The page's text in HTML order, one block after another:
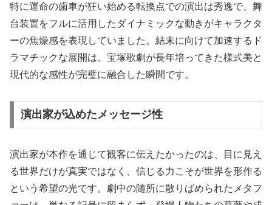
特に運命の歯車が狂い始める転換点での演出は秀逸で、舞
台装置をフルに活用したダイナミックな動きがキャラクタ
ーの焦燥感を表現していました。結末に向けて加速するド
ラマチックな展開は、宝塚歌劇が長年培ってきた様式美と
現代的な感性が完璧に融合した瞬間です。
演出家が込めたメッセージ性
演出家が本作を通じて観客に伝えたかったのは、目に見え
る世界だけが真実ではなく、信じる力こそが世界を形作る
という希望の光です。劇中の随所に散りばめられたメタフ